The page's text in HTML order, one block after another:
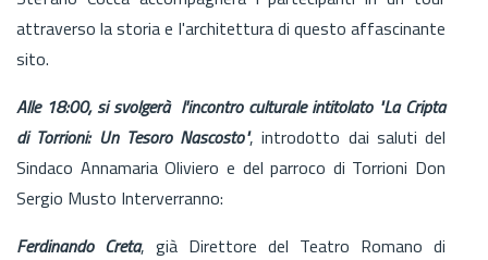
attraverso la storia e l'architettura di questo affascinante
sito.
Alle 18:00, si svolgerà l'incontro culturale intitolato "La Cripta
di Torrioni: Un Tesoro Nascosto", introdotto dai saluti del
Sindaco Annamaria Oliviero e del parroco di Torrioni Don
Sergio Musto Interverranno:
Ferdinando Creta, già Direttore del Teatro Romano di